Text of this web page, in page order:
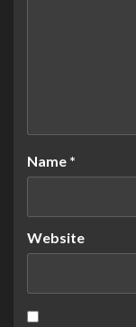
Name *
Website